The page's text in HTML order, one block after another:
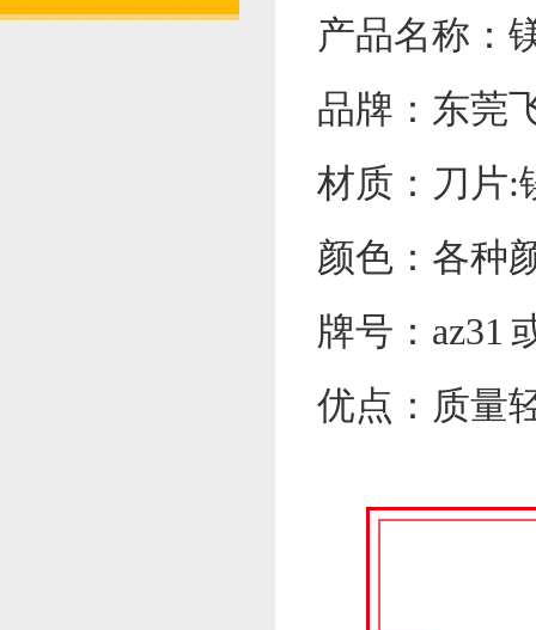
产品名称：
品牌：东莞
材质：刀片:
颜色：各种
牌号：az31
优点：质量